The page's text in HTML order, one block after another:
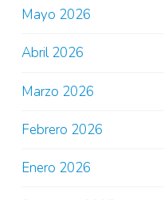
Mayo 2026
Abril 2026
Marzo 2026
Febrero 2026
Enero 2026